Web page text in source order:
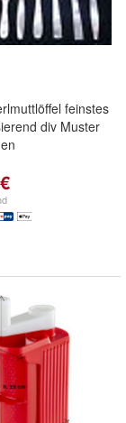
feinstes
div Muster